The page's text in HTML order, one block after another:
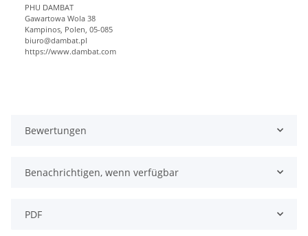
PHU DAMBAT
Gawartowa Wola 38
Kampinos, Polen, 05-085
biuro@dambat.pl
https://www.dambat.com
Bewertungen
Benachrichtigen, wenn verfügbar
PDF